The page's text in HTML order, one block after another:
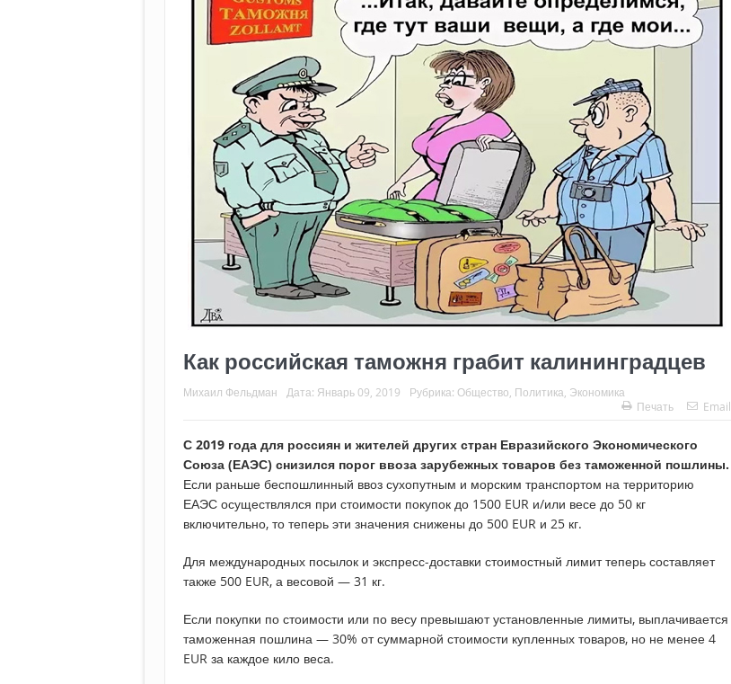
Как российская таможня грабит калининградцев
Михаил Фельдман Дата: Январь 09, 2019 Рубрика: Общество Политика Экономика
Печать
Email
С 2019 года для россиян и жителей других стран Евразийского Экономического
Союза (ЕАЭС) снизился порог ввоза зарубежных товаров без таможенной пошлины.
Если раньше беспошлинный ввоз сухопутным и морским транспортом на территорию
ЕАЭС осуществлялся при стоимости покупок до 1500 EUR и/или весе до 50 кг
включительно, то теперь эти значения снижены до 500 EUR и 25 кг.
Для международных посылок и экспресс-доставки стоимостный лимит теперь составляет
также 500 EUR, а весовой — 31 кг.
Если покупки по стоимости или по весу превышают установленные лимиты, выплачивается
таможенная пошлина — 30% от суммарной стоимости купленных товаров, но не менее 4
EUR за каждое кило веса.